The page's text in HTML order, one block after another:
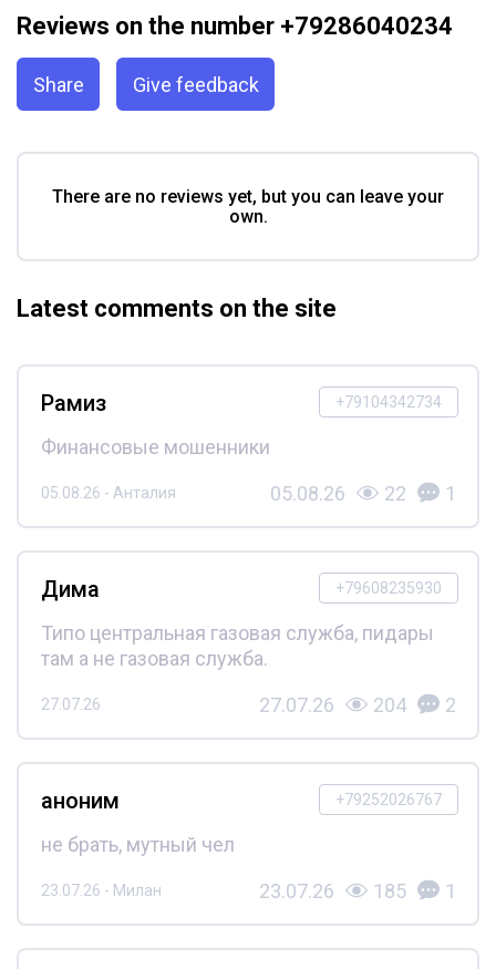
Reviews on the number +79286040234
Share Give feedback
There are no reviews yet, but you can leave your
own.
Latest comments on the site
+79104342734
Рамиз
Финансовые мошенники
05.08.26 - Анталия 05.08.26 22 1
+79608235930
Дима
Типо центральная газовая служба, пидары
там а не газовая служба.
27.07.26 27.07.26 204 2
+79252026767
аноним
не брать, мутный чел
23.07.26 - Милан 23.07.26 185 1